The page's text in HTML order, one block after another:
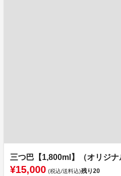
三つ巴【1,800ml】（オリジナ
¥15,000 (税込/送料込)残り20